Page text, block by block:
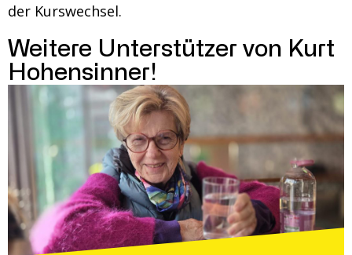
der Kurswechsel.
Weitere Unterstützer von Kurt
Hohensinner!